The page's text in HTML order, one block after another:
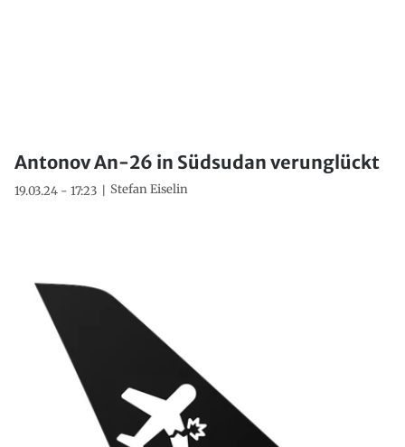
Antonov An-26 in Südsudan verunglückt
19.03.24 - 17:23 Stefan Eiselin